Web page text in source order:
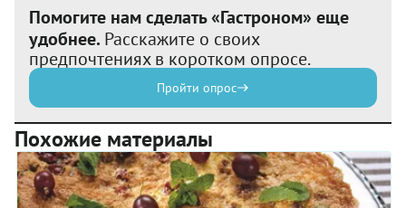
Помогите нам сделать «Гастроном» еще
удобнее. Расскажите о своих
предпочтениях в коротком опросе.
Пройти опрос
Похожие материалы